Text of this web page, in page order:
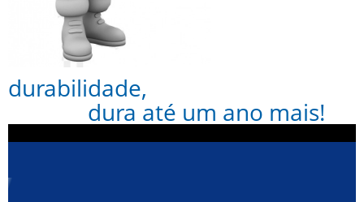
durabilidade,
dura até um ano mais!